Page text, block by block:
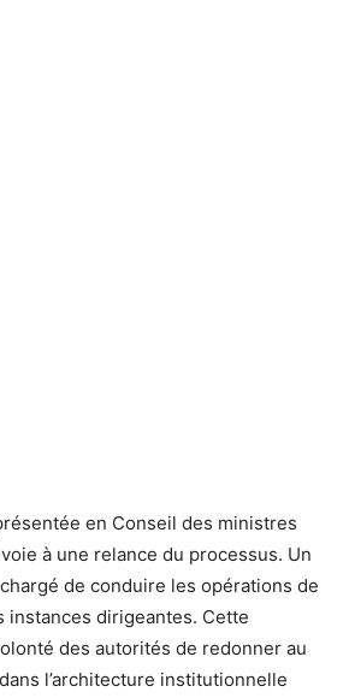
en Conseil des ministres
à une relance du processus. Un
de conduire les opérations de
instances dirigeantes. Cette
des autorités de redonner au
l’architecture institutionnelle